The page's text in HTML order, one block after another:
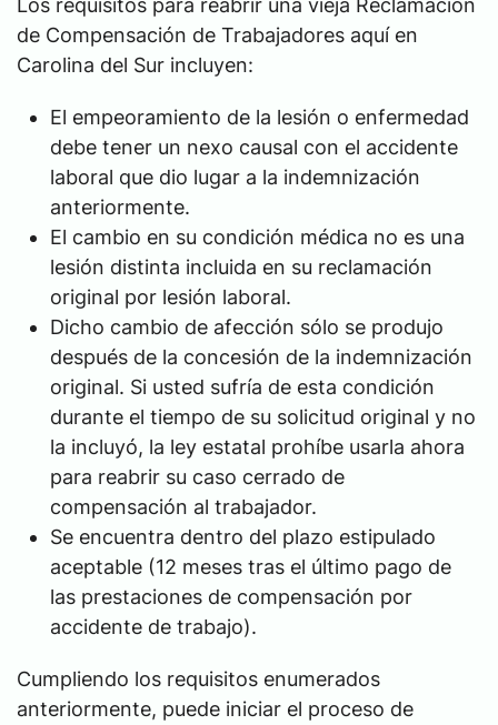
de Compensación de Trabajadores aquí en
Carolina del Sur incluyen:
El empeoramiento de la lesión o enfermedad
debe tener un nexo causal con el accidente
laboral que dio lugar a la indemnización
anteriormente.
El cambio en su condición médica no es una
lesión distinta incluida en su reclamación
original por lesión laboral.
Dicho cambio de afección sólo se produjo
después de la concesión de la indemnización
original. Si usted sufría de esta condición
durante el tiempo de su solicitud original y no
la incluyó, la ley estatal prohíbe usarla ahora
para reabrir su caso cerrado de
compensación al trabajador.
Se encuentra dentro del plazo estipulado
aceptable (12 meses tras el último pago de
las prestaciones de compensación por
accidente de trabajo).
Cumpliendo los requisitos enumerados
anteriormente, puede iniciar el proceso de